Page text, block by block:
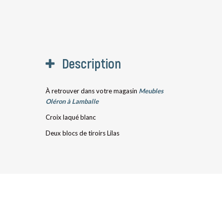
Description
À retrouver dans votre magasin Meubles
Oléron à Lamballe
Croix laqué blanc
Deux blocs de tiroirs Lilas